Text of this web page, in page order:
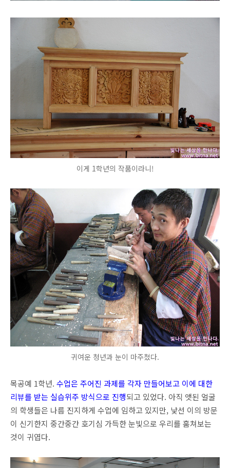
이게 1학년의 작품이라니!
귀여운 청년과 눈이 마주쳤다.
목공예 1학년. 수업은 주어진 과제를 각자 만들어보고 이에 대한
리뷰를 받는 실습위주 방식으로 진행되고 있었다. 아직 앳된 얼굴
의 학생들은 나름 진지하게 수업에 임하고 있지만, 낯선 이의 방문
이 신기한지 중간중간 호기심 가득한 눈빛으로 우리를 훔쳐보는
것이 귀엽다.